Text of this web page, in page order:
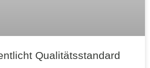
Qualitätsstandard